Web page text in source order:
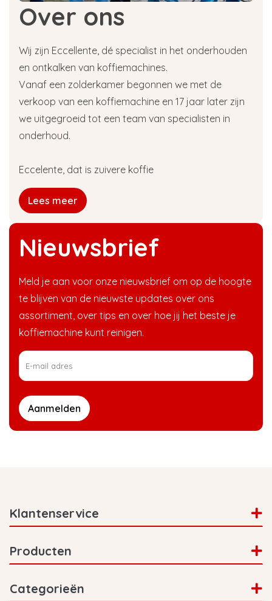
Nieuwsbrief
Meld je aan voor onze nieuwsbrief om op de hoogte
te blijven van de nieuwste updates over ons
assortiment, over tips en over hoe jij het beste je
koffiemachine kunt reinigen.
Aanmelden
Over ons
Wij zijn Eccellente, dé specialist in het onderhouden
en ontkalken van koffiemachines.
Vanaf een zolderkamer begonnen we met de
verkoop van een koffiemachine en 17 jaar later zijn
we uitgegroeid tot een team van specialisten in
onderhoud.
Eccelente, dat is zuivere koffie
Lees meer
Klantenservice
Producten
Categorieën